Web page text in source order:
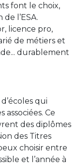
font le choix,
l’ESA.
licence pro,
de métiers et
durablement
qui
associées. Ce
des diplômes
des Titres
choisir entre
et l’année à